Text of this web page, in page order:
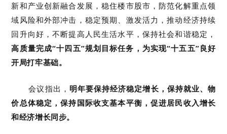
新和产业创新融合发展，稳住楼市股市，防范化解重点领
域风险和外部冲击，稳定预期、激发活力，推动经济持续
回升向好，不断提高人民生活水平，保持社会和谐稳定，
高质量完成“十四五”规划目标任务，为实现“十五五”良好
开局打牢基础。
会议指出， 明年要保持经济稳定增长，保持就业、物
价总体稳定，保持国际收支基本平衡，促进居民收入增长
和经济增长同步。